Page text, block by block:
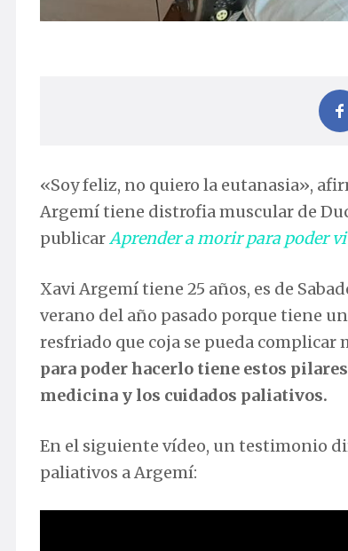
«Soy feliz, no quiero la eutanasia»,
Argemí tiene distrofia muscular de
publicarAprender a morir para poder
Xavi Argemí tiene 25 años, es de
verano del año pasado porque tiene
resfriado que coja se pueda complicar
para poder hacerlo tiene estos
medicina y los cuidados paliativos.
En el siguiente vídeo, un testimonio
paliativos a Argemí: